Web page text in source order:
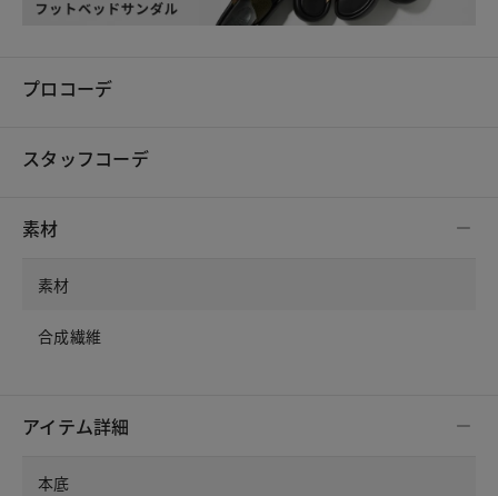
プロコーデ
スタッフコーデ
素材
素材
合成繊維
アイテム詳細
本底